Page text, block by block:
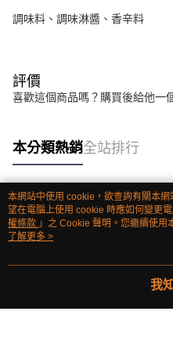
調味料、調味淋醬、香辛料
評價
喜歡這個商品嗎？購買後給他一
本分類熱銷全站排行
熱門標籤
本網站中使用 cookie，欲查詢有關本
望在電腦上使用 cookie 時應如何變更
權條款 」之 Cookie 聲明。您繼續使用
用條款之 Cookie 聲明使用 cookie。
了解更多 >
我